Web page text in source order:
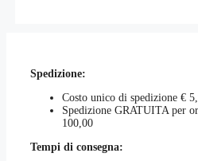
scelte
nella
Spedizione:
Costo unico di spedizione €
Spedizione GRATUITA per
100,00
Tempi di consegna: